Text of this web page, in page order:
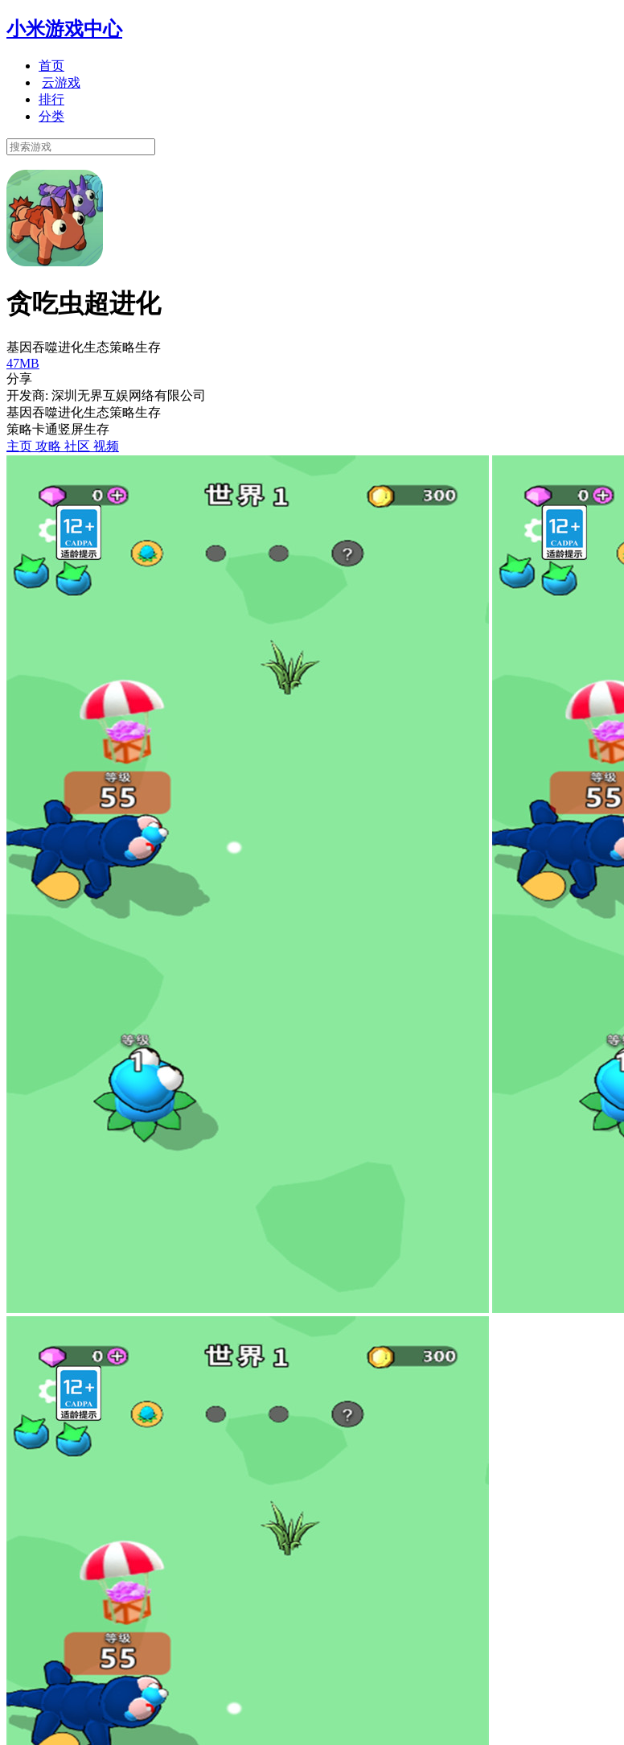
小米游戏中心
首页
云游戏
排行
分类
贪吃虫超进化
基因吞噬进化生态策略生存
47MB
分享
开发商: 深圳无界互娱网络有限公司
基因吞噬进化生态策略生存
策略卡通竖屏生存
主页 攻略 社区 视频